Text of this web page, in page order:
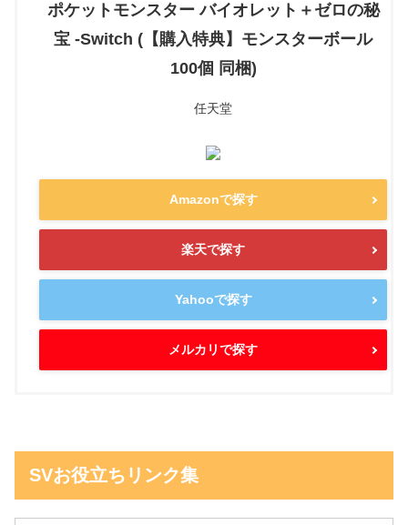
ポケットモンスター バイオレット＋ゼロの秘
宝 -Switch (【購入特典】モンスターボール
100個 同梱)
任天堂
Amazonで探す
楽天で探す
Yahooで探す
メルカリで探す
SVお役立ちリンク集